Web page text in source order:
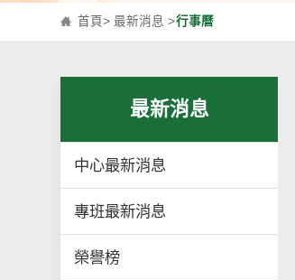
首頁>最新消息 >行事曆
最新消息
中心最新消息
專班最新消息
榮譽榜